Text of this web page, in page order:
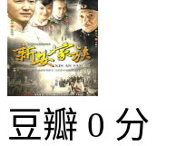
豆瓣 0 分